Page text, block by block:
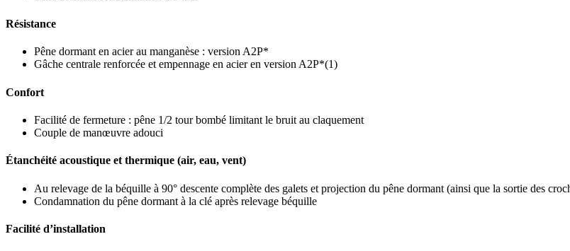
Résistance
Pêne dormant en acier au manganèse : version A2P*
Gâche centrale renforcée et empennage en acier en version A2P*(1)
Confort
Facilité de fermeture : pêne 1/2 tour bombé limitant le bruit au claquement
Couple de manœuvre adouci
Étanchéité acoustique et thermique (air, eau, vent)
Au relevage de la béquille à 90° descente complète des galets et projection du pêne dormant (ainsi que la sortie des
Condamnation du pêne dormant à la clé après relevage béquille
Facilité d’installation